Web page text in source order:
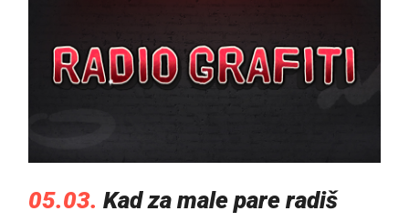
05.03. Kad za male pare radiš